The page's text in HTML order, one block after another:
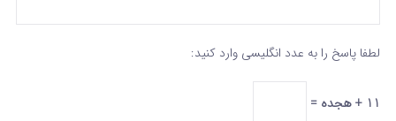
لطفا پاسخ را به عدد انگلیسی وارد کنید:
11 + هجده =